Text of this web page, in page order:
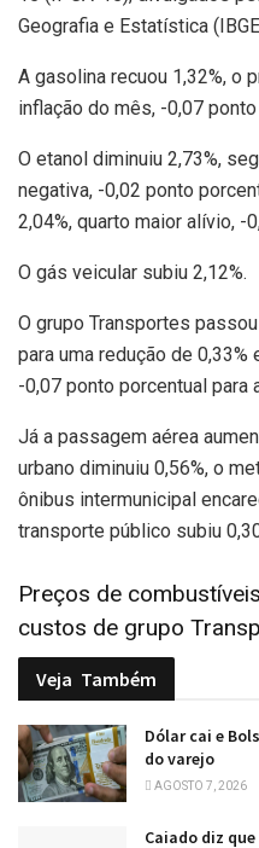
Geografia e Estatística
A gasolina recuou 1,32%, o
inflação do mês, -0,07
O etanol diminuiu 2,73%,
negativa, -0,02 ponto
2,04%, quarto maior alívio, -
O gás veicular subiu 2,12%.
O grupo Transportes
para uma redução de
-0,07 ponto porcentual para
Já a passagem aérea
urbano diminuiu 0,56%, o
ônibus intermunicipal
transporte público subiu
Preços de
custos de grupo
Veja Também
Dólar cai e
do varejo
AGOSTO 7, 2026
Caiado diz